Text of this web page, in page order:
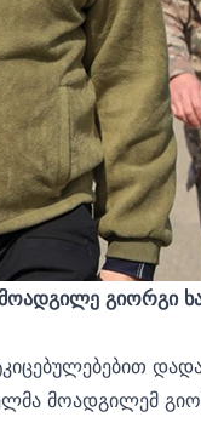
გიორგი
მოადგილემ